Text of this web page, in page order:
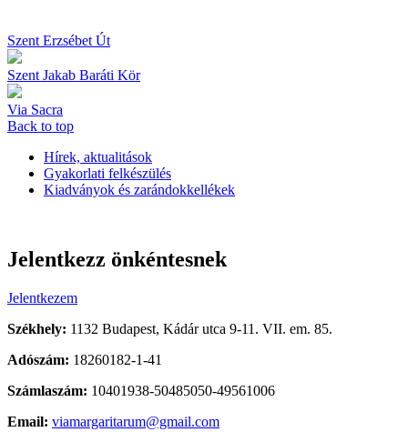
Szent Erzsébet Út
Szent Jakab Baráti Kör
Via Sacra
Back to top
Hírek, aktualitások
Gyakorlati felkészülés
Kiadványok és zarándokkellékek
Jelentkezz önkéntesnek
Jelentkezem
Székhely: 1132 Budapest, Kádár utca 9-11. VII. em. 85.
Adószám: 18260182-1-41
Számlaszám: 10401938-50485050-49561006
Email: viamargaritarum@gmail.com